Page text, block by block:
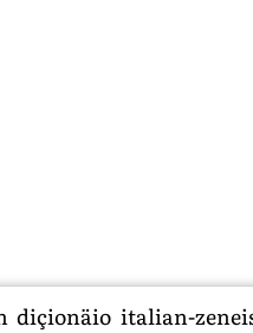
diçionäio italian-